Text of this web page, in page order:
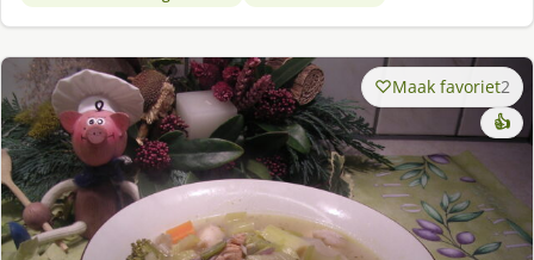
Maak favoriet2
👍